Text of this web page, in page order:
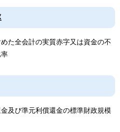
た全会計の実質赤字又は資金の不
及び準元利償還金の標準財政規模